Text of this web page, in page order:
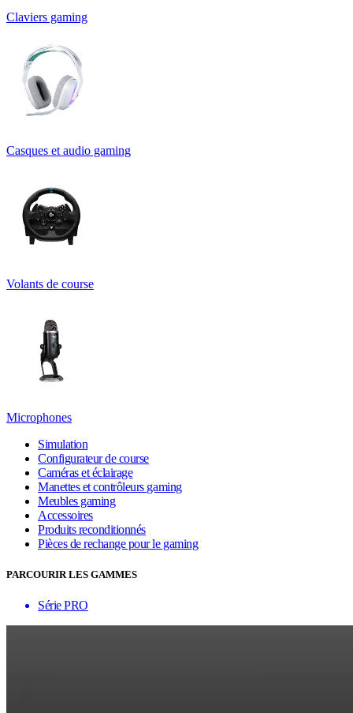
Claviers gaming
Casques et audio gaming
Volants de course
Microphones
Simulation
Configurateur de course
Caméras et éclairage
Manettes et contrôleurs gaming
Meubles gaming
Accessoires
Produits reconditionnés
Pièces de rechange pour le gaming
PARCOURIR LES GAMMES
Série PRO